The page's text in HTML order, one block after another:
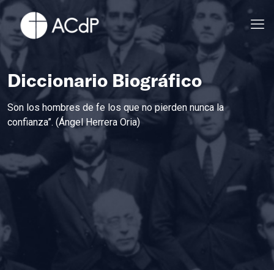
Diccionario Biográfico
Son los hombres de fe los que no pierden nunca la
confianza”. (Ángel Herrera Oria)